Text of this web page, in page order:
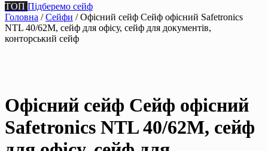
ТОП Підберемо сейф
Головна /Сейфи / Офісний сейф Сейф офiсний Safetronics
NTL 40/62M, сейф для офiсу, сейф для документiв,
конторський сейф
Офісний сейф Сейф офiсний
Safetronics NTL 40/62M, сейф